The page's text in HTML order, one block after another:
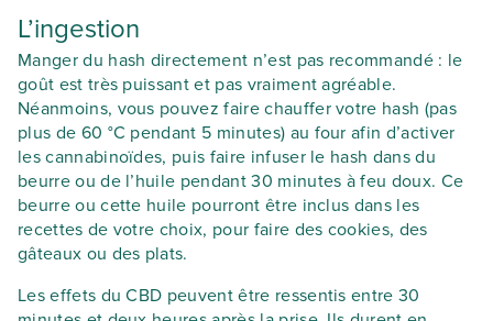
L’ingestion
Manger du hash directement n’est pas recommandé : le
goût est très puissant et pas vraiment agréable.
Néanmoins, vous pouvez faire chauffer votre hash (pas
plus de 60 °C pendant 5 minutes) au four afin d’activer
les cannabinoïdes, puis faire infuser le hash dans du
beurre ou de l’huile pendant 30 minutes à feu doux. Ce
beurre ou cette huile pourront être inclus dans les
recettes de votre choix, pour faire des cookies, des
gâteaux ou des plats.
Les effets du CBD peuvent être ressentis entre 30